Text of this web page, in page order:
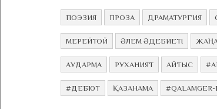
ПОЭЗИЯ ПРОЗА ДРАМАТУРГИЯ
МЕРЕЙТОЙ ӘЛЕМ ӘДЕБИЕТІ ЖАҢА
АУДАРМА РУХАНИЯТ АЙТЫС
#ДЕБЮТ ҚАЗАНАМА